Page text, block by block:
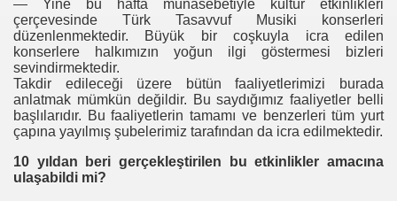
— Yine bu hafta münasebetiyle kültür etkinlikleri
çerçevesinde Türk Tasavvuf Musiki konserleri
düzenlenmektedir. Büyük bir coşkuyla icra edilen
konserlere halkımızın yoğun ilgi göstermesi bizleri
sevindirmektedir.
Takdir edileceği üzere bütün faaliyetlerimizi burada
anlatmak mümkün değildir. Bu saydığımız faaliyetler belli
başlılarıdır. Bu faaliyetlerin tamamı ve benzerleri tüm yurt
çapına yayılmış şubelerimiz tarafından da icra edilmektedir.
10 yıldan beri gerçekleştirilen bu etkinlikler amacına
ulaşabildi mi?